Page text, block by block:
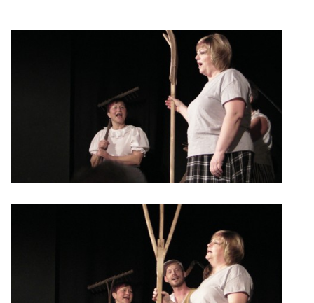
Občanská vzdělávací jednota "Komenský" v Choceradech z.s.
Chocerady 4
257 24 Chocerady
IČ: 498 28 614
Mgr. Miroslava Cinkeisová
723 967 851
Mirkaci@email.cz
© 2026 eStránky.cz | RSS